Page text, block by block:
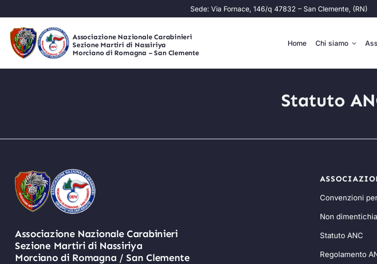
to
content
Sede: Via Fornace, 146/q 47832 – San Clemente, (RN)
Associazione Nazionale Carabinieri
Sezione Martiri di Nassiriya
Morciano di Romagna – San Clemente
Home Chi siamo
Statuto
Associazione Nazionale Carabinieri
Sezione Martiri di Nassiriya
Morciano di Romagna / San Clemente
Convenzioni
Non
Statuto ANC
Regolamento